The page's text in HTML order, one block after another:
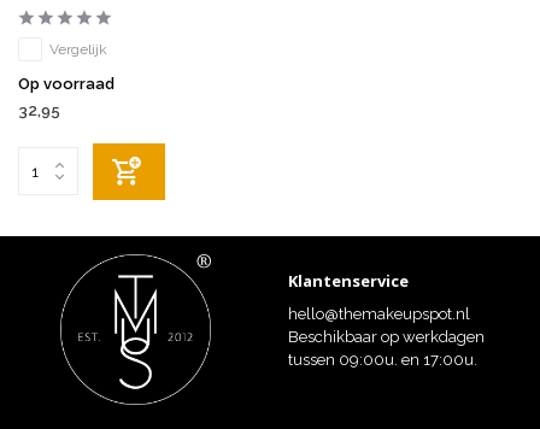
Vergelijk
Op voorraad
32,95
Klantenservice
hello@themakeupspot.nl
Beschikbaar op werkdagen
tussen 09:00u. en 17:00u.